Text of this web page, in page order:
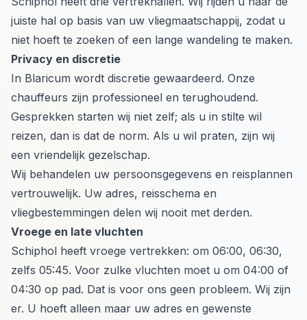
juiste hal op basis van uw vliegmaatschappij, zodat u
niet hoeft te zoeken of een lange wandeling te maken.
Privacy en discretie
In Blaricum wordt discretie gewaardeerd. Onze
chauffeurs zijn professioneel en terughoudend.
Gesprekken starten wij niet zelf; als u in stilte wil
reizen, dan is dat de norm. Als u wil praten, zijn wij
een vriendelijk gezelschap.
Wij behandelen uw persoonsgegevens en reisplannen
vertrouwelijk. Uw adres, reisschema en
vliegbestemmingen delen wij nooit met derden.
Vroege en late vluchten
Schiphol heeft vroege vertrekken: om 06:00, 06:30,
zelfs 05:45. Voor zulke vluchten moet u om 04:00 of
04:30 op pad. Dat is voor ons geen probleem. Wij zijn
er. U hoeft alleen maar uw adres en gewenste